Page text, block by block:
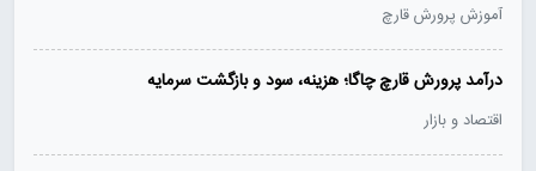
آموزش پرورش قارچ
درآمد پرورش قارچ چاگا؛ هزینه، سود و بازگشت سرمایه
اقتصاد و بازار